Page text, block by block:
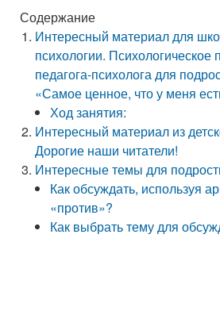
Содержание
Интересный материал для
психологии.
педагога-психолога для
«Самое ценное, что у меня
Ход занятия:
Интересный материал из
Дорогие наши читатели!
Интересные темы для
Как обсуждать, используя
«против»?
Как выбрать тему для